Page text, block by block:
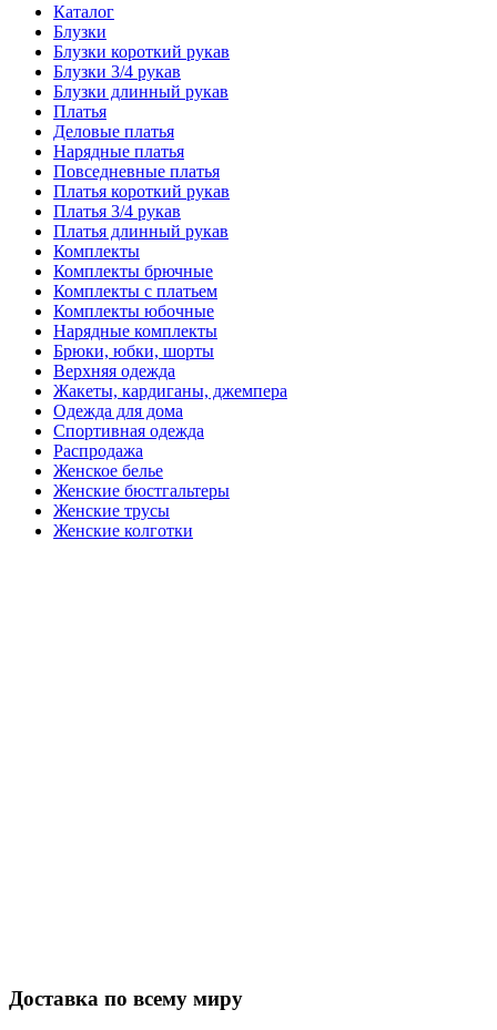
Каталог
Блузки
Блузки короткий рукав
Блузки 3/4 рукав
Блузки длинный рукав
Платья
Деловые платья
Нарядные платья
Повседневные платья
Платья короткий рукав
Платья 3/4 рукав
Платья длинный рукав
Комплекты
Комплекты брючные
Комплекты с платьем
Комплекты юбочные
Нарядные комплекты
Брюки, юбки, шорты
Верхняя одежда
Жакеты, кардиганы, джемпера
Одежда для дома
Спортивная одежда
Распродажа
Женское белье
Женские бюстгальтеры
Женские трусы
Женские колготки
Доставка по всему миру